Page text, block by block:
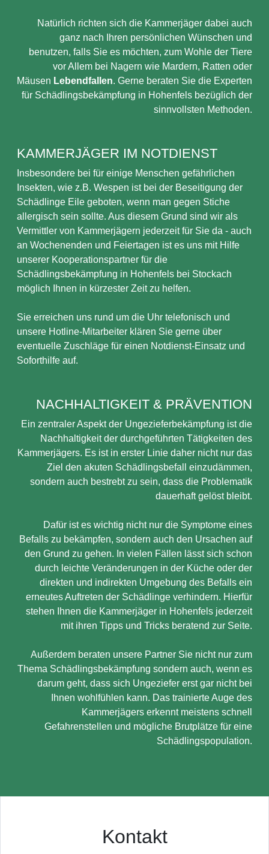
Natürlich richten sich die Kammerjäger dabei auch
ganz nach Ihren persönlichen Wünschen und
benutzen, falls Sie es möchten, zum Wohle der Tiere
vor Allem bei Nagern wie Mardern, Ratten oder
Mäusen Lebendfallen. Gerne beraten Sie die Experten
für Schädlingsbekämpfung in Hohenfels bezüglich der
sinnvollsten Methoden.
KAMMERJÄGER IM NOTDIENST
Insbesondere bei für einige Menschen gefährlichen
Insekten, wie z.B. Wespen ist bei der Beseitigung der
Schädlinge Eile geboten, wenn man gegen Stiche
allergisch sein sollte. Aus diesem Grund sind wir als
Vermittler von Kammerjägern jederzeit für Sie da - auch
an Wochenenden und Feiertagen ist es uns mit Hilfe
unserer Kooperationspartner für die
Schädlingsbekämpfung in Hohenfels bei Stockach
möglich Ihnen in kürzester Zeit zu helfen.
Sie erreichen uns rund um die Uhr telefonisch und
unsere Hotline-Mitarbeiter klären Sie gerne über
eventuelle Zuschläge für einen Notdienst-Einsatz und
Soforthilfe auf.
NACHHALTIGKEIT & PRÄVENTION
Ein zentraler Aspekt der Ungezieferbekämpfung ist die
Nachhaltigkeit der durchgeführten Tätigkeiten des
Kammerjägers. Es ist in erster Linie daher nicht nur das
Ziel den akuten Schädlingsbefall einzudämmen,
sondern auch bestrebt zu sein, dass die Problematik
dauerhaft gelöst bleibt.
Dafür ist es wichtig nicht nur die Symptome eines
Befalls zu bekämpfen, sondern auch den Ursachen auf
den Grund zu gehen. In vielen Fällen lässt sich schon
durch leichte Veränderungen in der Küche oder der
direkten und indirekten Umgebung des Befalls ein
erneutes Auftreten der Schädlinge verhindern. Hierfür
stehen Ihnen die Kammerjäger in Hohenfels jederzeit
mit ihren Tipps und Tricks beratend zur Seite.
Außerdem beraten unsere Partner Sie nicht nur zum
Thema Schädlingsbekämpfung sondern auch, wenn es
darum geht, dass sich Ungeziefer erst gar nicht bei
Ihnen wohlfühlen kann. Das trainierte Auge des
Kammerjägers erkennt meistens schnell
Gefahrenstellen und mögliche Brutplätze für eine
Schädlingspopulation.
Kontakt